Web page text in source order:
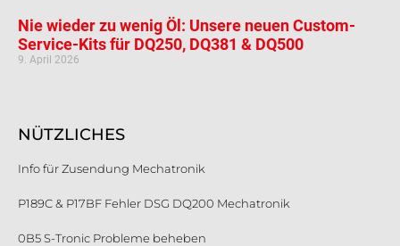
Nie wieder zu wenig Öl: Unsere neuen Custom-
Service-Kits für DQ250, DQ381 & DQ500
9. April 2026
NÜTZLICHES
Info für Zusendung Mechatronik
P189C & P17BF Fehler DSG DQ200 Mechatronik
0B5 S-Tronic Probleme beheben